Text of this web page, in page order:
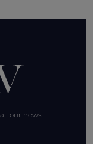
our news.